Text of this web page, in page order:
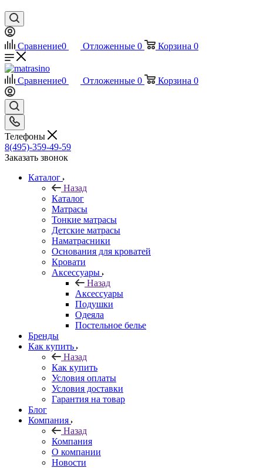
Сравнение0 Отложенные 0 Корзина 0
Сравнение0 Отложенные 0 Корзина 0
Телефоны
8(495)-359-49-59
Заказать звонок
Каталог
Назад
Каталог
Матрасы
Тонкие матрасы
Детские матрасы
Наматрасники
Основания для кроватей
Кровати
Аксессуары
Назад
Аксессуары
Подушки
Одеяла
Постельное белье
Бренды
Как купить
Назад
Как купить
Условия оплаты
Условия доставки
Гарантия на товар
Блог
Компания
Назад
Компания
О компании
Новости